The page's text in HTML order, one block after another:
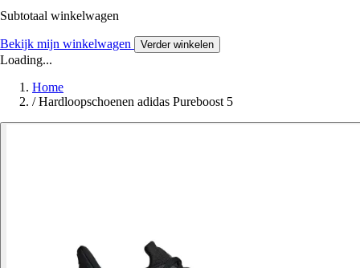
Subtotaal winkelwagen
Bekijk mijn winkelwagen Verder winkelen
Loading...
Home
/ Hardloopschoenen adidas Pureboost 5